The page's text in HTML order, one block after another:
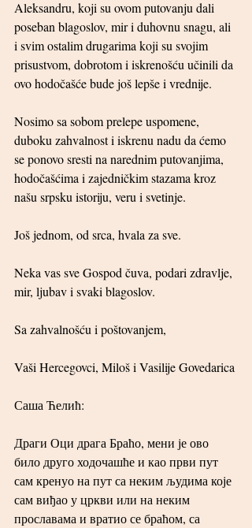
Aleksandru, koji su ovom putovanju dali
poseban blagoslov, mir i duhovnu snagu, ali
i svim ostalim drugarima koji su svojim
prisustvom, dobrotom i iskrenošću učinili da
ovo hodočašće bude još lepše i vrednije.
Nosimo sa sobom prelepe uspomene,
duboku zahvalnost i iskrenu nadu da ćemo
se ponovo sresti na narednim putovanjima,
hodočašćima i zajedničkim stazama kroz
našu srpsku istoriju, veru i svetinje.
Još jednom, od srca, hvala za sve.
Neka vas sve Gospod čuva, podari zdravlje,
mir, ljubav i svaki blagoslov.
Sa zahvalnošću i poštovanjem,
Vaši Hercegovci, Miloš i Vasilije Govedarica
Саша Ћелић:
Драги Оци драга Браћо, мени је ово
било друго ходочашће и као први пут
сам кренуо на пут са неким људима које
сам виђао у цркви или на неким
прославама и вратио се браћом, са